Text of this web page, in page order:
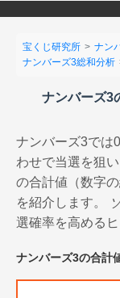
宝くじ研究所 ナン
ナンバーズ3総和分析
ナンバーズ3
ナンバーズ3では
わせで当選を狙
の合計値（数字
を紹介します。
選確率を高める
ナンバーズ3の合計